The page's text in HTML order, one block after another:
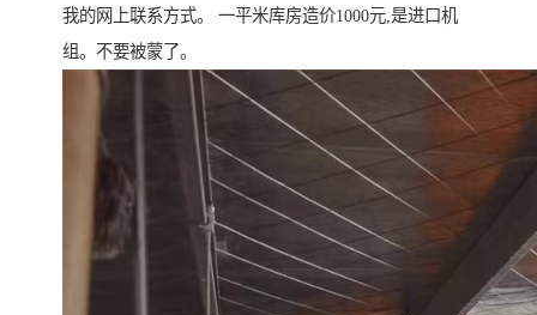
我的网上联系方式。 一平米库房造价1000元,是进口机
组。不要被蒙了。